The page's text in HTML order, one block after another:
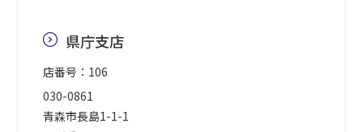
県庁支店
店番号：106
030-0861
青森市長島1-1-1